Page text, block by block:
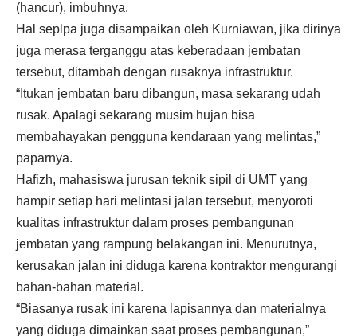
(hancur), imbuhnya.
Hal seplpa juga disampaikan oleh Kurniawan, jika dirinya
juga merasa terganggu atas keberadaan jembatan
tersebut, ditambah dengan rusaknya infrastruktur.
“Itukan jembatan baru dibangun, masa sekarang udah
rusak. Apalagi sekarang musim hujan bisa
membahayakan pengguna kendaraan yang melintas,”
paparnya.
Hafizh, mahasiswa jurusan teknik sipil di UMT yang
hampir setiap hari melintasi jalan tersebut, menyoroti
kualitas infrastruktur dalam proses pembangunan
jembatan yang rampung belakangan ini. Menurutnya,
kerusakan jalan ini diduga karena kontraktor mengurangi
bahan-bahan material.
“Biasanya rusak ini karena lapisannya dan materialnya
yang diduga dimainkan saat proses pembangunan,”